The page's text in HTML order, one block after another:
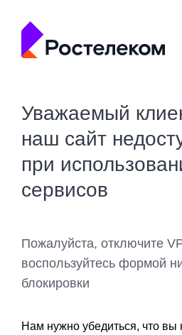
Уважаемый
наш сайт
при
сервисов
Пожалуйста, отключите
воспользуйтесь формой
блокировки
Нам нужно убедиться, что вы